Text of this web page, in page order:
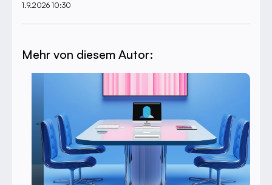
1.9.2026 10:30
Mehr von diesem Autor: